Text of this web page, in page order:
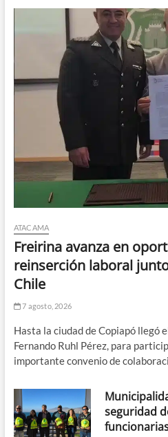
ATACAMA
Freirina avanza en
reinserción laboral
Chile
7 agosto, 2026
Hasta la ciudad de Copiapó llegó
Fernando Ruhl Pérez, para
importante convenio de
seguridad